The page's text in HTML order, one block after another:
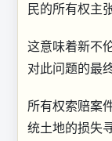
民的所有权主
这意味着新不
对此问题的最
所有权索赔案
统土地的损失